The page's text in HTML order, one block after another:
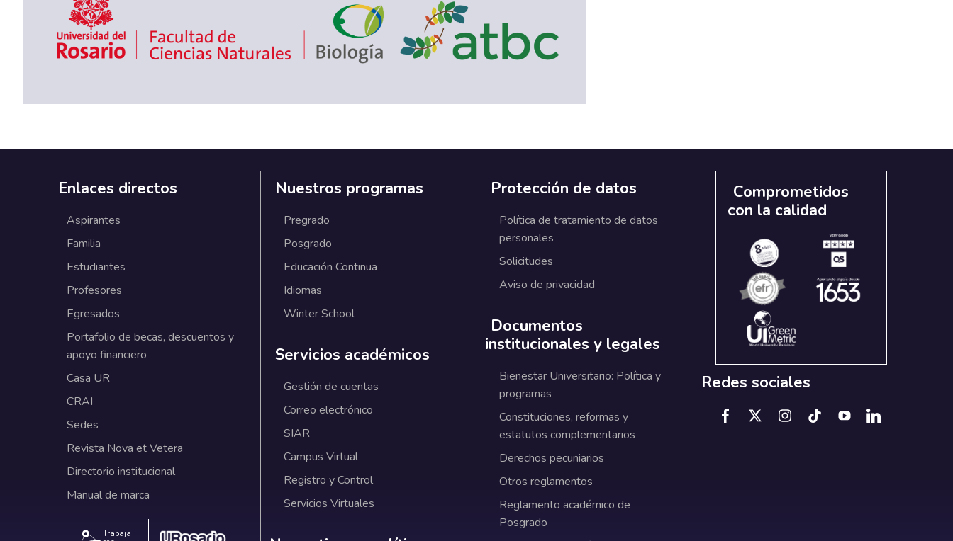
Enlaces directos
Aspirantes
Familia
Estudiantes
Profesores
Egresados
Portafolio de becas, descuentos y
apoyo financiero
Casa UR
CRAI
Sedes
Revista Nova et Vetera
Directorio institucional
Manual de marca
Trabaja
Nuestros programas
Pregrado
Posgrado
Educación Continua
Idiomas
Winter School
Servicios académicos
Gestión de cuentas
Correo electrónico
SIAR
Campus Virtual
Registro y Control
Servicios Virtuales
Protección de datos
Política de tratamiento de datos
personales
Solicitudes
Aviso de privacidad
Documentos
institucionales y legales
Bienestar Universitario: Política y
programas
Constituciones, reformas y
estatutos complementarios
Derechos pecuniarios
Otros reglamentos
Reglamento académico de
Posgrado
Comprometidos
con la calidad
Redes sociales